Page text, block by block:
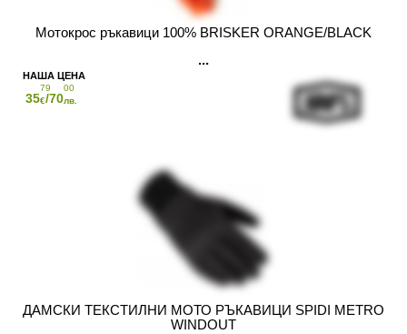
Мотокрос ръкавици 100% BRISKER ORANGE/BLACK
35
79
€/70
00
лв.
ДАМСКИ ТЕКСТИЛНИ МОТО РЪКАВИЦИ SPIDI METRO
WINDOUT